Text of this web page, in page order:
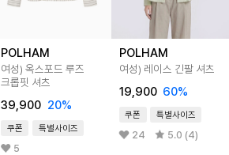
POLHAM
여성) 옥스포드 루즈
크롭핏 셔츠
39,900 20%
쿠폰 특별사이즈
5
POLHAM
여성) 레이스 긴팔 셔츠
19,900 60%
쿠폰 특별사이즈
24 5.0 (4)